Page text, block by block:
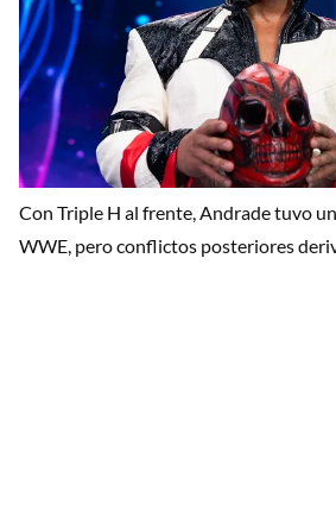
Con Triple H al frente, Andrade tuvo
WWE, pero conflictos posteriores